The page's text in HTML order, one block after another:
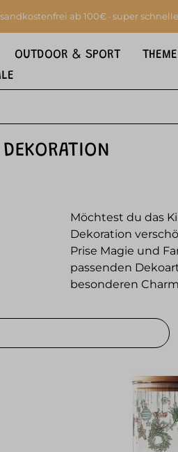
ab 100€ · super
OUTDOOR & SPORT
DEKORATION
Möchtest du das
Dekoration
Prise Magie und
passenden
besonderen